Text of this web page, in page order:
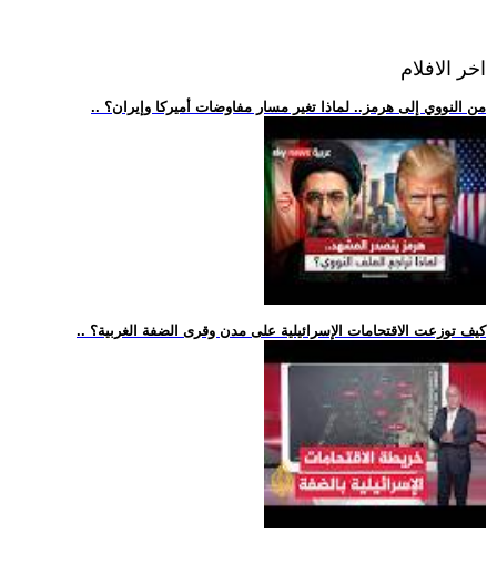
اخر الافلام
.. من النووي إلى هرمز.. لماذا تغير مسار مفاوضات أميركا وإيران؟
.. كيف توزعت الاقتحامات الإسرائيلية على مدن وقرى الضفة الغربية؟